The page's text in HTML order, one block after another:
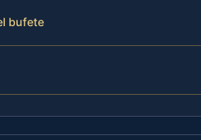
bufete